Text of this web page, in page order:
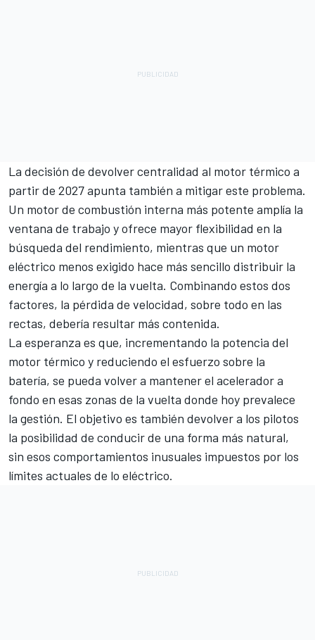
La decisión de devolver centralidad al motor térmico a
partir de 2027 apunta también a mitigar este problema.
Un motor de combustión interna más potente amplía la
ventana de trabajo y ofrece mayor flexibilidad en la
búsqueda del rendimiento, mientras que un motor
eléctrico menos exigido hace más sencillo distribuir la
energía a lo largo de la vuelta. Combinando estos dos
factores, la pérdida de velocidad, sobre todo en las
rectas, debería resultar más contenida.
La esperanza es que, incrementando la potencia del
motor térmico y reduciendo el esfuerzo sobre la
batería, se pueda volver a mantener el acelerador a
fondo en esas zonas de la vuelta donde hoy prevalece
la gestión. El objetivo es también devolver a los pilotos
la posibilidad de conducir de una forma más natural,
sin esos comportamientos inusuales impuestos por los
límites actuales de lo eléctrico.